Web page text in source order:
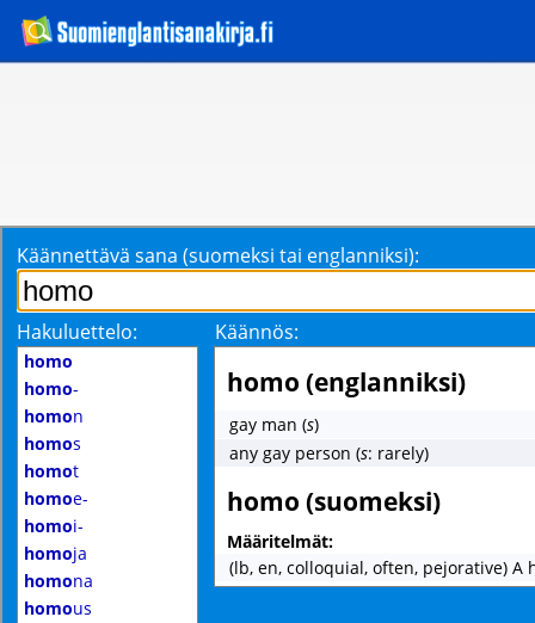
Käännettävä sana (suomeksi tai englanniksi):
Hakuluettelo: Käännös:
homo
homo-
homon
homos
homot
homoe-
homoi-
homoja
homona
homous
homo (englanniksi)
gay man (s)
any gay person (s: rarely)
homo (suomeksi)
Määritelmät:
(lb, en, colloquial, often, pejorative) A